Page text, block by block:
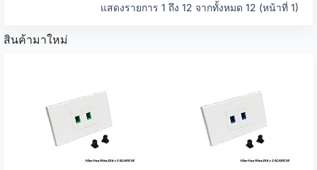
แสดงรายการ 1 ถึง 12 จากทั้งหมด 12 (หน้าที่ 1)
สินค้ามาใหม่